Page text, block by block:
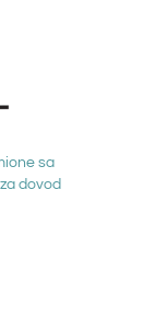
sa
dovod